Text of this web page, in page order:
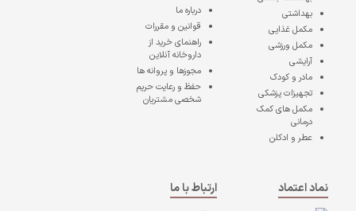
بهداشتی
مکمل غذایی
مکمل ورزشی
آرایشی
مادر و کودک
تجهیزات پزشکی
مکمل های کمک
درمانی
عطر و ادکلن
درباره ما
قوانین و مقررات
راهنمای خرید از
داروخانه آنلاین
مجوزها و پروانه ها
حفظ و رعایت حریم
شخصی مشتریان
نماد اعتماد
ارتباط با ما